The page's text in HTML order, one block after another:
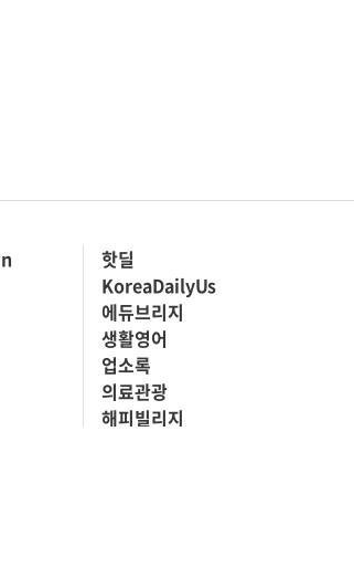
핫딜
KoreaDailyUs
에듀브리지
생활영어
업소록